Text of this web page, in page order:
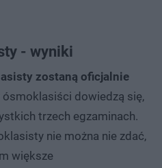
- wyniki
zostaną oficjalnie
ósmoklasiści dowiedzą się,
trzech egzaminach.
nie można nie zdać,
większe